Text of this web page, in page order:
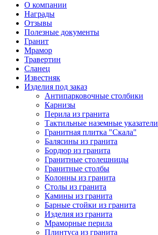
О компании
Награды
Отзывы
Полезные документы
Гранит
Мрамор
Травертин
Сланец
Известняк
Изделия под заказ
Антипарковочные столбики
Карнизы
Перила из гранита
Тактильные наземные указатели
Гранитная плитка "Скала"
Балясины из гранита
Бордюр из гранита
Гранитные столешницы
Гранитные столбы
Колонны из гранита
Столы из гранита
Камины из гранита
Барные стойки из гранита
Изделия из гранита
Мраморные перила
Плинтуса из гранита